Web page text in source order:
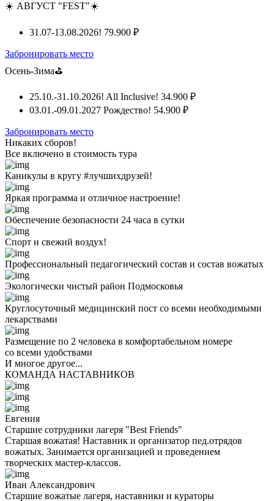
☀️ АВГУСТ "FEST"☀️
31.07-13.08.2026! 79.900 ₽
Забронировать место
Осень-Зима⛳
25.10.-31.10.2026! All Inclusive! 34.900 ₽
03.01.-09.01.2027 Рождество! 54.900 ₽
Забронировать место
Никаких сборов!
Все включено в стоимость тура
Каникулы в кругу #лучшихдрузей!
Яркая программа и отличное настроение!
Обеспечение безопасности 24 часа в сутки
Спорт и свежий воздух!
Профессиональный педагогический состав и состав вожатых
Экологически чистый район Подмосковья
Круглосуточный медицинский пост со всеми необходимыми
лекарствами
Размещение по 2 человека в комфортабельном номере
со всеми удобствами
И многое другое...
КОМАНДА НАСТАВНИКОВ
Евгения
Старшие сотрудники лагеря "Best Friends"
Старшая вожатая! Наставник и организатор пед.отрядов
вожатых. Занимается организацией и проведением
творческих мастер-классов.
Иван Александрович
Старшие вожатые лагеря, наставники и кураторы